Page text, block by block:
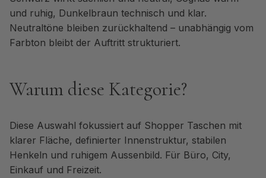
und ruhig, Dunkelbraun technisch und klar.
Neutraltöne bleiben zurückhaltend – unabhängig vom
Farbton bleibt der Auftritt strukturiert.
Warum diese Kategorie?
Diese Auswahl fokussiert auf Shopper Taschen mit
klarer Fläche, definierter Innenstruktur, stabilen
Henkeln und ruhigem Aussenbild. Für Büro, City,
Einkauf und Freizeit.